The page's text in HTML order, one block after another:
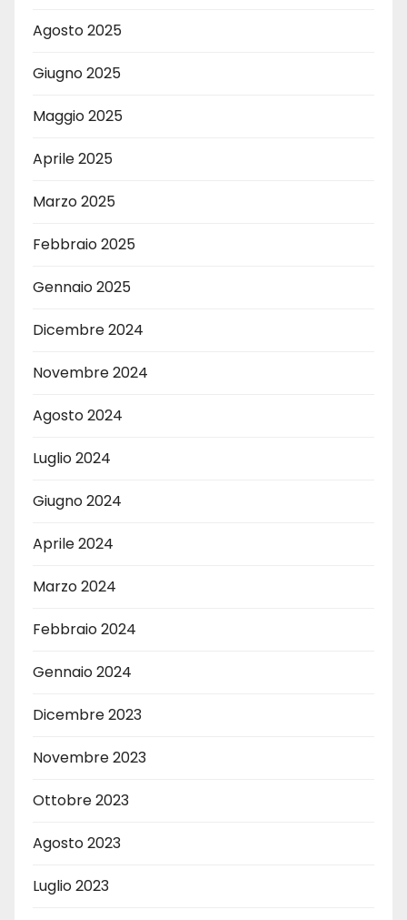
Agosto 2025
Giugno 2025
Maggio 2025
Aprile 2025
Marzo 2025
Febbraio 2025
Gennaio 2025
Dicembre 2024
Novembre 2024
Agosto 2024
Luglio 2024
Giugno 2024
Aprile 2024
Marzo 2024
Febbraio 2024
Gennaio 2024
Dicembre 2023
Novembre 2023
Ottobre 2023
Agosto 2023
Luglio 2023